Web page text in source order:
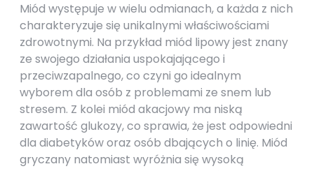
Miód występuje w wielu odmianach, a każda z nich
charakteryzuje się unikalnymi właściwościami
zdrowotnymi. Na przykład miód lipowy jest znany
ze swojego działania uspokajającego i
przeciwzapalnego, co czyni go idealnym
wyborem dla osób z problemami ze snem lub
stresem. Z kolei miód akacjowy ma niską
zawartość glukozy, co sprawia, że jest odpowiedni
dla diabetyków oraz osób dbających o linię. Miód
gryczany natomiast wyróżnia się wysoką